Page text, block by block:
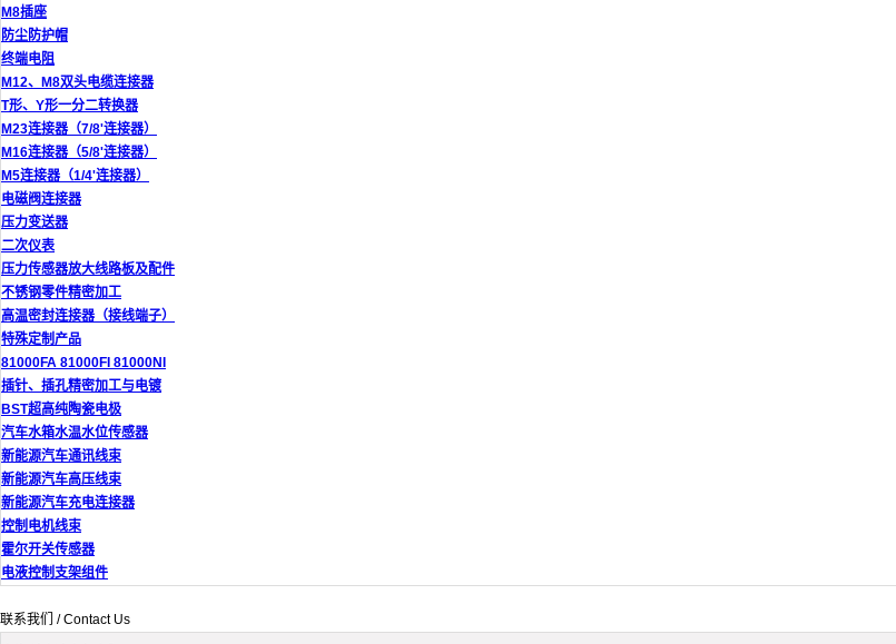
M8插座
防尘防护帽
终端电阻
M12、M8双头电缆连接器
T形、Y形一分二转换器
M23连接器（7/8'连接器）
M16连接器（5/8'连接器）
M5连接器（1/4'连接器）
电磁阀连接器
压力变送器
二次仪表
压力传感器放大线路板及配件
不锈钢零件精密加工
高温密封连接器（接线端子）
特殊定制产品
81000FA 81000FI 81000NI
插针、插孔精密加工与电镀
BST超高纯陶瓷电极
汽车水箱水温水位传感器
新能源汽车通讯线束
新能源汽车高压线束
新能源汽车充电连接器
控制电机线束
霍尔开关传感器
电液控制支架组件
联系我们 / Contact Us